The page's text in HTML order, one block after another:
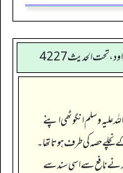
، تحت الحديث 4227
علیہ وسلم انگوٹھی اپنے
نچلے حصہ کی طرف ہوتا تھا۔
نے نافع سے اسی سند سے